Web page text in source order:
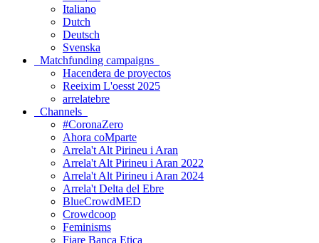
Italiano
Dutch
Deutsch
Svenska
Matchfunding campaigns
Hacendera de proyectos
Reeixim L'oesst 2025
arrelatebre
Channels
#CoronaZero
Ahora coMparte
Arrela't Alt Pirineu i Aran
Arrela't Alt Pirineu i Aran 2022
Arrela't Alt Pirineu i Aran 2024
Arrela't Delta del Ebre
BlueCrowdMED
Crowdcoop
Feminisms
Fiare Banca Etica